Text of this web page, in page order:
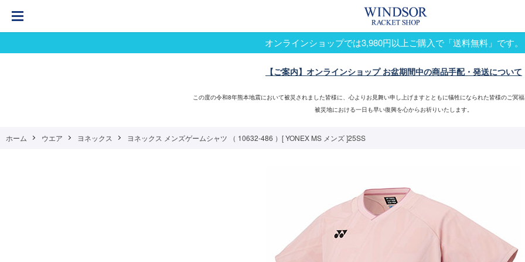
オンラインショップでは3,980円以上ご購入で「送料無料」です。
【ご案内】オンラインショップ お盆期間中の商品手配・発送について
この度の令和8年熊本地震において被災されました皆様に、心よりお見舞い申し上げますとともに犠牲になられた皆様のご冥福
被災地における一日も早い復興を心からお祈りいたします。
ホーム ウエア ヨネックス ヨネックス メンズゲームシャツ （ 10632-486 ）[ YONEX MS メンズ ]25SS